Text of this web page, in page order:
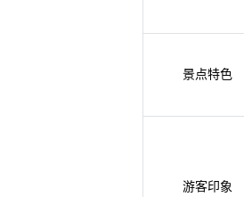
景点特色
游客印象